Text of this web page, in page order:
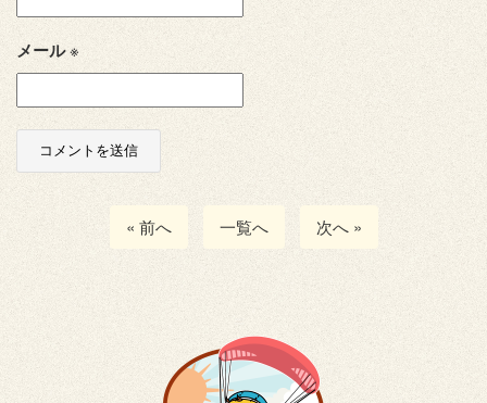
メール※
« 前へ 一覧へ 次へ »